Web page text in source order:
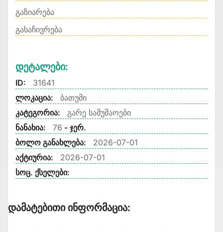
გაზიარება
გასაჩივრება
Დეტალები:
ID:
31641
ლოკაცია:
ბათუმი
კატეგორია:
გარე სამუშაოები
ნანახია:
76 - ჯერ.
ბოლო განახლება:
2026-07-01
აქტიურია:
2026-07-01
სოც. ქსელები:
Დამატებითი Ინფორმაცია: